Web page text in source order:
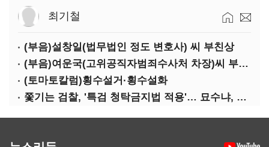
최기철
(부음)설창일(법무법인 정도 변호사) 씨 부친상
(부음)여운국(고위공직자범죄수사처 차장)씨 부친상
(토마토칼럼)횡수설거·횡수설화
쫓기는 검찰, '특검 청탁금지법 적용'… 묘수냐, 무리수냐